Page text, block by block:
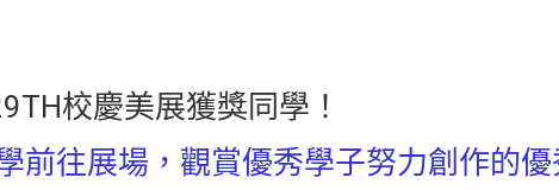
校慶美展獲獎同學！
前往展場，觀賞優秀學子努力創作的